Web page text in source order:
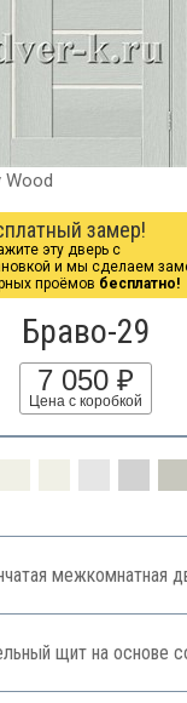
Wood
замер!
эту дверь с
и мы сделаем
проёмов бесплатно!
Браво-29
7 050 ₽
Цена с коробкой
межкомнатная
щит на основе